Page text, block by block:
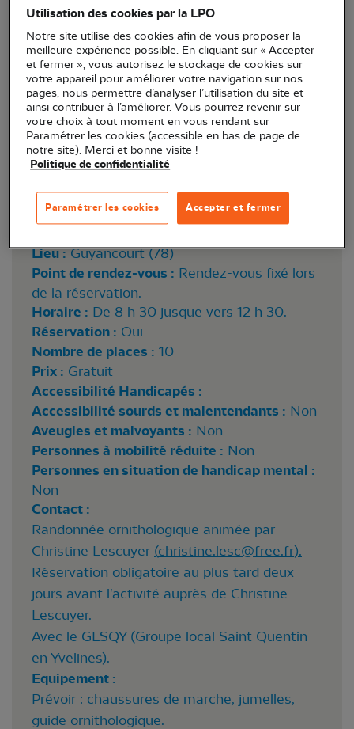
Lieu : Guyancourt (78)
Point de rendez-vous : Rendez-vous fixé lors
de la réservation.
Horaire : De 8 h 30 jusque vers 12 h 30.
Réservation : Oui
Nombre de places : 10
Prix : Gratuit
Accessibilité Handicapés :
Accessibilité sourds et malentendants : Non
Aveugles et malvoyants : Non
Personnes à mobilité réduite : Non
Personnes en situation de handicap mental :
Non
Contact :
Randonnée ornithologique animée par
Christine Lescuyer (christine.lesc@free.fr).
Réservation obligatoire au plus tard deux
jours avant l'activité auprès de Christine
Lescuyer.
Avec le GLSQY (Groupe local Saint Quentin
en Yvelines).
Equipement :
Prévoir : chaussures de marche, jumelles,
guide ornithologique.
Utilisation des cookies par la LPO
Notre site utilise des cookies afin de vous proposer la
meilleure expérience possible. En cliquant sur « Accepter
et fermer », vous autorisez le stockage de cookies sur
votre appareil pour améliorer votre navigation sur nos
pages, nous permettre d’analyser l’utilisation du site et
ainsi contribuer à l’améliorer. Vous pourrez revenir sur
votre choix à tout moment en vous rendant sur
Paramétrer les cookies (accessible en bas de page de
notre site). Merci et bonne visite !
Politique de confidentialité
Accepter et fermer
Paramétrer les cookies